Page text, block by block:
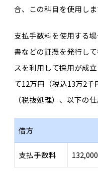
合、この科目を使用しま
支払手数料を使用する
書などの証憑を発行し
スを利用して採用が成
て12万円（税込13万2
（税抜処理）、以下の
借方
支払手数料